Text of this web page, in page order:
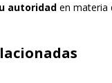
autoridad en materia